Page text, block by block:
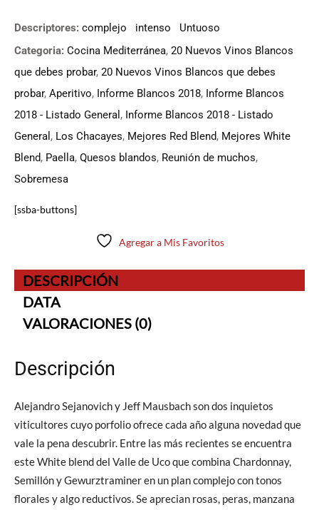
Descriptores: complejo intenso
Untuoso
Categoria: Cocina Mediterránea, 20 Nuevos Vinos Blancos
que debes probar, 20 Nuevos Vinos Blancos que debes
probar, Aperitivo, Informe Blancos 2018, Informe Blancos
2018 - Listado General , Informe Blancos 2018 - Listado
General , Los Chacayes, Mejores Red Blend, Mejores White
Blend, Paella, Quesos blandos, Reunión de muchos,
Sobremesa
[ssba-buttons]
Agregar a Mis Favoritos
DESCRIPCIÓN
DATA
VALORACIONES (0)
Descripción
Alejandro Sejanovich y Jeff Mausbach son dos inquietos
viticultores cuyo porfolio ofrece cada año alguna novedad que
vale la pena descubrir. Entre las más recientes se encuentra
este White blend del Valle de Uco que combina Chardonnay,
Semillón y Gewurztraminer en un plan complejo con tonos
florales y algo reductivos. Se aprecian rosas, peras, manzana